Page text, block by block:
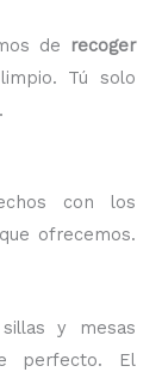
de
recoger
Tú solo
con los
ofrecemos.
y mesas
perfecto. El